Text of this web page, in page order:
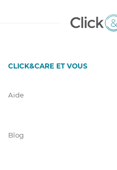
CLICK&CARE ET VOUS
Aide
Blog